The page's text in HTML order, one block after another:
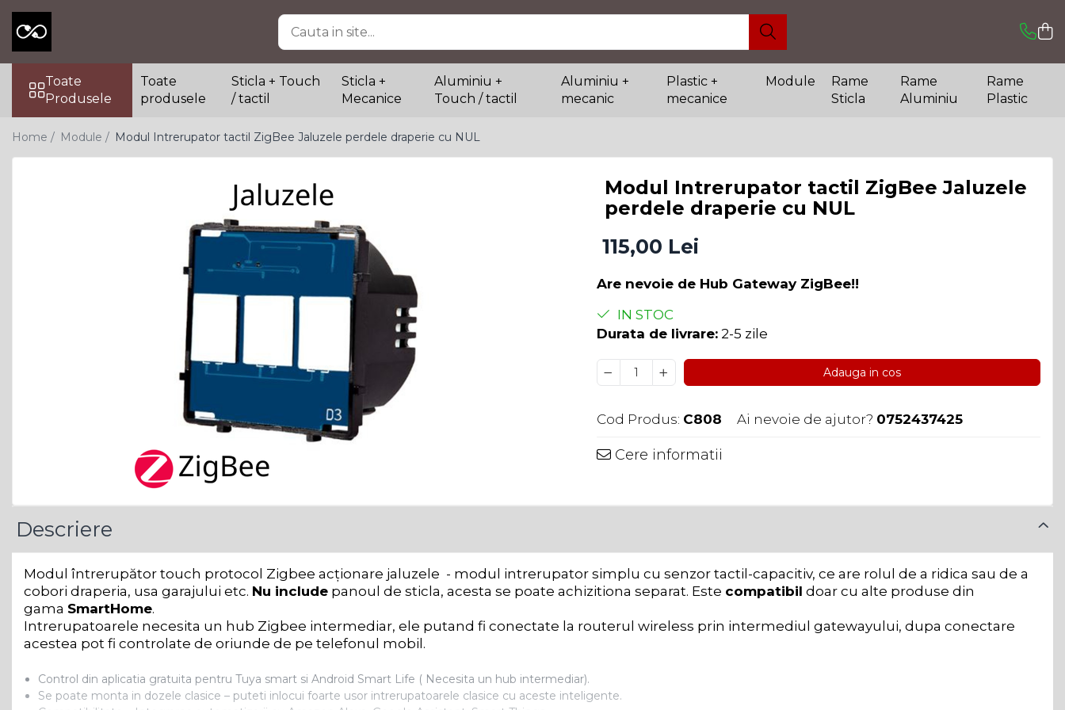
Toate Produsele
Dispozitive Smart
Doze compatibile
Incalzire
Toate
Produsele
Toate
produsele
Sticla + Touch
/ tactil
Sticla +
Mecanice
Aluminiu +
Touch / tactil
Aluminiu +
mecanic
Plastic +
mecanice
Module
Rame
Sticla
Rame
Aluminiu
Rame
Plastic
Home / Module / Modul Intrerupator tactil ZigBee Jaluzele perdele draperie cu NUL
Modul Intrerupator tactil ZigBee Jaluzele
perdele draperie cu NUL
115,00 Lei
Are nevoie de Hub Gateway ZigBee!!
IN STOC
Durata de livrare:2-5 zile
Adauga in cos
Cod Produs: C808 Ai nevoie de ajutor? 0752437425
Cere informatii
Descriere
Modul întrerupător touch protocol Zigbee acționare jaluzele - modul intrerupator simplu cu senzor tactil-capacitiv, ce are rolul de a ridica sau de a
cobori draperia, usa garajului etc. Nu include panoul de sticla, acesta se poate achizitiona separat. Este compatibil doar cu alte produse din
gama SmartHome.
Intrerupatoarele necesita un hub Zigbee intermediar, ele putand fi conectate la routerul wireless prin intermediul gatewayului, dupa conectare
acestea pot fi controlate de oriunde de pe telefonul mobil.
Control din aplicatia gratuita pentru Tuya smart si Android Smart Life ( Necesita un hub intermediar).
Se poate monta in dozele clasice – puteti inlocui foarte usor intrerupatoarele clasice cu aceste inteligente.